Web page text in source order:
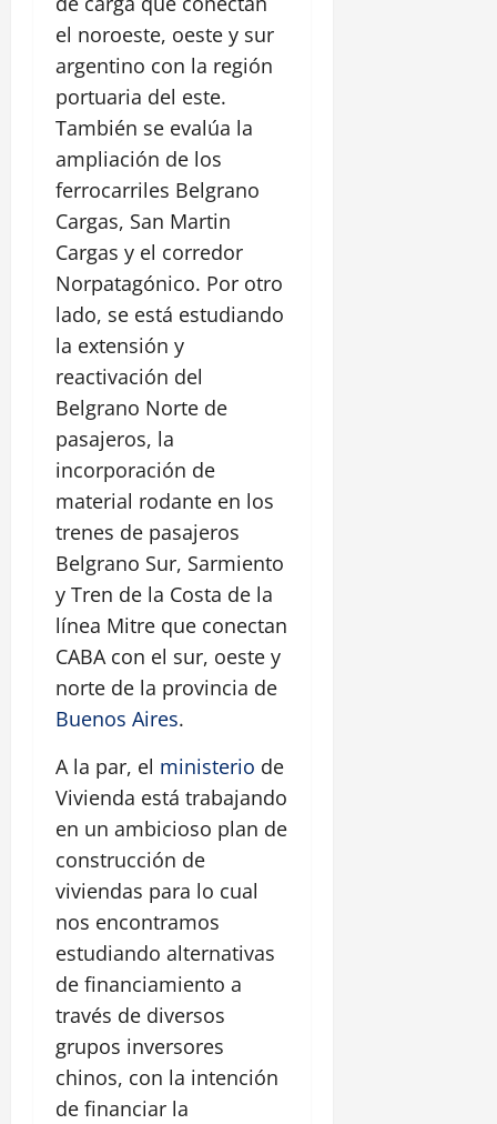
el noroeste, oeste y sur
argentino con la región
portuaria del este.
También se evalúa la
ampliación de los
ferrocarriles Belgrano
Cargas, San Martin
Cargas y el corredor
Norpatagónico. Por otro
lado, se está estudiando
la extensión y
reactivación del
Belgrano Norte de
pasajeros, la
incorporación de
material rodante en los
trenes de pasajeros
Belgrano Sur, Sarmiento
y Tren de la Costa de la
línea Mitre que conectan
CABA con el sur, oeste y
norte de la provincia de
Buenos Aires.
A la par, el ministerio de
Vivienda está trabajando
en un ambicioso plan de
construcción de
viviendas para lo cual
nos encontramos
estudiando alternativas
de financiamiento a
través de diversos
grupos inversores
chinos, con la intención
de financiar la